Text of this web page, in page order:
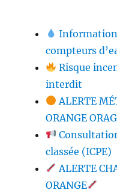
Information
compteurs
Risque
interdit
ALERTE
ORANGE
classée (ICPE)
ALERTE
ORANGE